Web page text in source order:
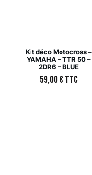
Kit déco Motocross –
YAMAHA – TTR 50 –
2DR6 – BLUE
59,00€ TTC